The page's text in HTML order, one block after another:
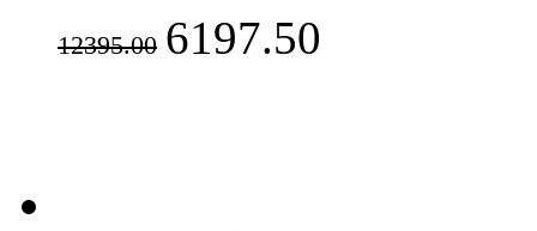
12395.00 6197.50